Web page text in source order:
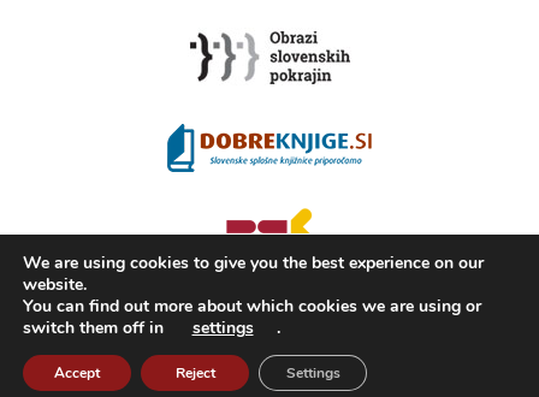
2008 - 2026 ©KAMRA, Production: TrueCAD d.o.o.
About Kamra Terms of use ISSN 2350-5559
We are using cookies to give you the best experience on our
website.
You can find out more about which cookies we are using or
switch them off in
settings .
Accept Reject Settings